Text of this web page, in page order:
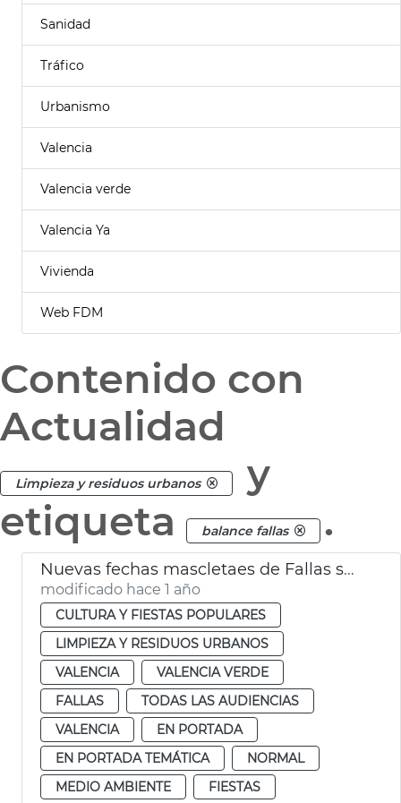
Sanidad
Tráfico
Urbanismo
Valencia
Valencia verde
Valencia Ya
Vivienda
Web FDM
Contenido con
Actualidad
Limpieza y residuos urbanos
y
etiqueta
balance fallas .
Nuevas fechas mascletaes de Fallas suspendidas por la lluvia
modificado hace 1 año
CULTURA Y FIESTAS POPULARES
LIMPIEZA Y RESIDUOS URBANOS
VALENCIA
VALENCIA VERDE
FALLAS
TODAS LAS AUDIENCIAS
VALENCIA
EN PORTADA
EN PORTADA TEMÁTICA
NORMAL
MEDIO AMBIENTE
FIESTAS